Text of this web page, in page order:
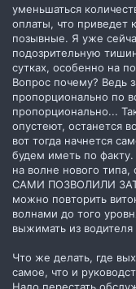
уменьшаться
оплаты, что приведет
позывные. Я уже
подозрительную
сутках, особенно на
Вопрос почему? Ведь
пропорционально по
пропорционально...
опустеют, останется
вот тогда начнется
будем иметь по
на волне нового
САМИ ПОЗВОЛИЛИ
можно повторить
волнами до того
выжимать из
Что же делать, где
самое, что и